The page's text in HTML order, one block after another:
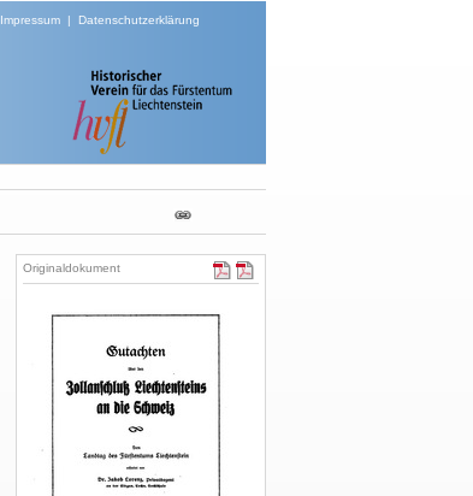
Impressum| Datenschutzerklärung
Originaldokument